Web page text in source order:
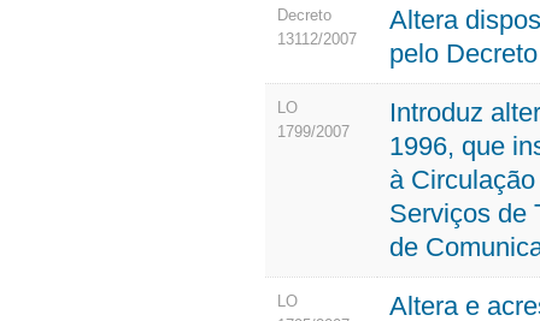
Decreto
13112/2007
Altera
pelo
LO
1799/2007
Introduz
1996, que
à
Serviços de
de
LO
Altera e